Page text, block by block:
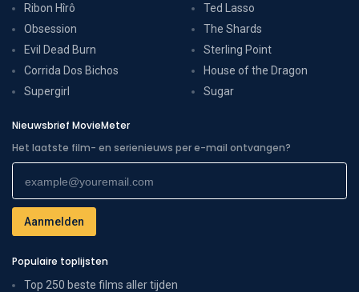
Ribon Hîrô
Obsession
Evil Dead Burn
Corrida Dos Bichos
Supergirl
Ted Lasso
The Shards
Sterling Point
House of the Dragon
Sugar
Nieuwsbrief MovieMeter
Het laatste film- en serienieuws per e-mail ontvangen?
Populaire toplijsten
Top 250 beste films aller tijden